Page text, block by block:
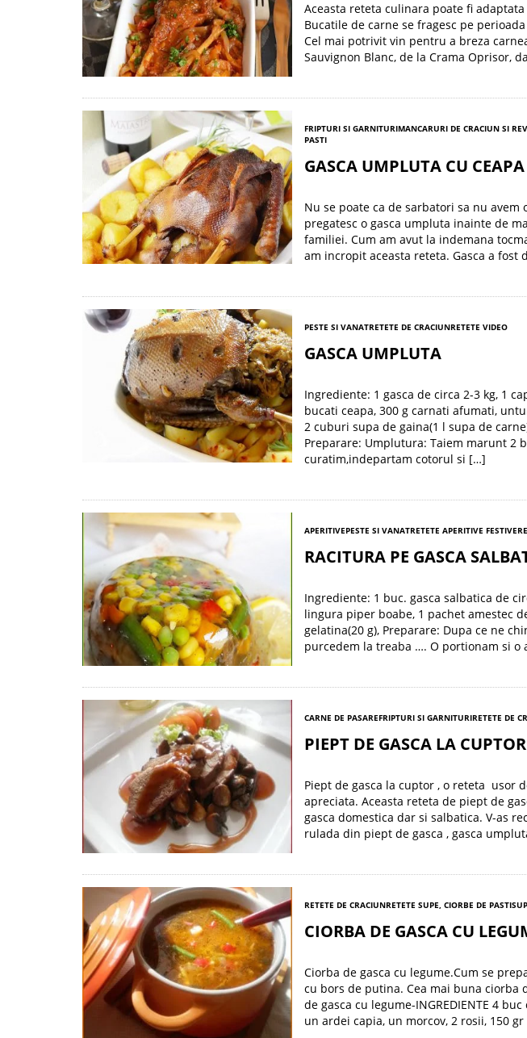
Aceasta reteta culinara poate fi
Bucatile de carne se fragesc pe
Cel mai potrivit vin pentru a breza
Sauvignon Blanc, de la Crama Oprisor,
FRIPTURI SI GARNITURIMANCARURI DE CRACIUN SI
PASTI
GASCA UMPLUTA CU CEAPA
Nu se poate ca de sarbatori sa nu
pregatesc o gasca umpluta inainte de
familiei. Cum am avut la indemana
am incropit aceasta reteta. Gasca a fost
PESTE SI VANATRETETE DE CRACIUNRETETE VIDEO
GASCA UMPLUTA
Ingrediente: 1 gasca de circa 2-3 kg, 1
bucati ceapa, 300 g carnati afumati,
2 cuburi supa de gaina(1 l supa de
Preparare: Umplutura: Taiem marunt 2
curatim,indepartam cotorul si […]
APERITIVEPESTE SI VANATRETETE APERITIVE FESTIVE
RACITURA PE GASCA
Ingrediente: 1 buc. gasca salbatica de
lingura piper boabe, 1 pachet amestec
gelatina(20 g), Preparare: Dupa ce ne
purcedem la treaba …. O portionam si
CARNE DE PASAREFRIPTURI SI GARNITURIRETETE DE
PIEPT DE GASCA LA CUPTOR
Piept de gasca la cuptor , o reteta usor
apreciata. Aceasta reteta de piept de
gasca domestica dar si salbatica. V-as
rulada din piept de gasca , gasca
RETETE DE CRACIUNRETETE SUPE, CIORBE DE PASTI
CIORBA DE GASCA CU
Ciorba de gasca cu legume.Cum se
cu bors de putina. Cea mai buna ciorba
de gasca cu legume-INGREDIENTE 4
un ardei capia, un morcov, 2 rosii, 150